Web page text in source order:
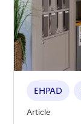
EHPAD
Article